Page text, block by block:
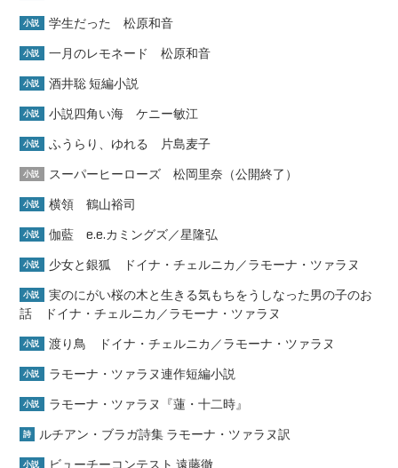
小説 学生だった 松原和音
小説 一月のレモネード 松原和音
小説 酒井聡 短編小説
小説 小説四角い海 ケニー敏江
小説 ふうらり、ゆれる 片島麦子
小説 スーパーヒーローズ 松岡里奈（公開終了）
小説 横領 鶴山裕司
小説 伽藍 e.e.カミングズ／星隆弘
小説 少女と銀狐 ドイナ・チェルニカ／ラモーナ・ツァラヌ
小説
実のにがい桜の木と生きる気もちをうしなった男の子のお
話 ドイナ・チェルニカ／ラモーナ・ツァラヌ
小説 渡り鳥 ドイナ・チェルニカ／ラモーナ・ツァラヌ
小説 ラモーナ・ツァラヌ連作短編小説
小説 ラモーナ・ツァラヌ『蓮・十二時』
詩 ルチアン・ブラガ詩集 ラモーナ・ツァラヌ訳
小説